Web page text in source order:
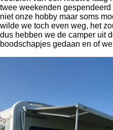
twee weekenden
niet onze hobby maar soms
wilde we toch even weg, het
dus hebben we de camper uit
boodschapjes gedaan en of